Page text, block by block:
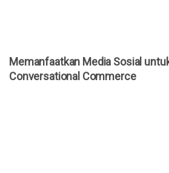
Memanfaatkan Media Sosial
Conversational Commerce